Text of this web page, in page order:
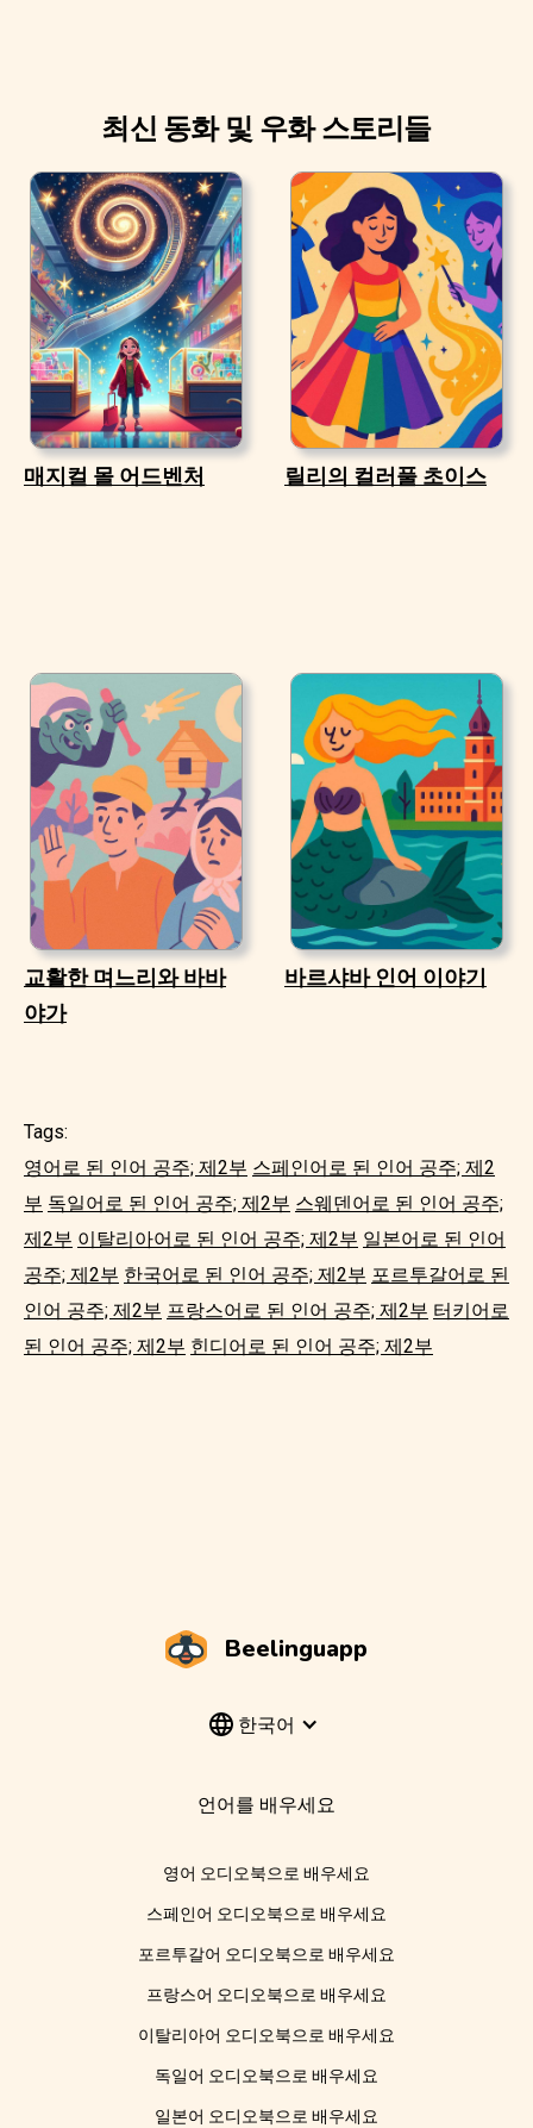
최신 동화 및 우화 스토리들
매지컬 몰 어드벤처 릴리의 컬러풀 초이스
교활한 며느리와 바바
야가
바르샤바 인어 이야기
Tags:
영어로 된 인어 공주; 제2부 스페인어로 된 인어 공주; 제2
부 독일어로 된 인어 공주; 제2부 스웨덴어로 된 인어 공주;
제2부 이탈리아어로 된 인어 공주; 제2부 일본어로 된 인어
공주; 제2부 한국어로 된 인어 공주; 제2부 포르투갈어로 된
인어 공주; 제2부 프랑스어로 된 인어 공주; 제2부 터키어로
된 인어 공주; 제2부 힌디어로 된 인어 공주; 제2부
Beelinguapp
한국어
언어를 배우세요
영어 오디오북으로 배우세요
스페인어 오디오북으로 배우세요
포르투갈어 오디오북으로 배우세요
프랑스어 오디오북으로 배우세요
이탈리아어 오디오북으로 배우세요
독일어 오디오북으로 배우세요
일본어 오디오북으로 배우세요